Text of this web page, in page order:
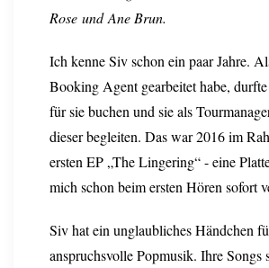
Rose und Ane Brun.
Ich kenne Siv schon ein paar Jahre.
Booking Agent gearbeitet habe,
für sie buchen und sie als
dieser begleiten. Das war 2016 im
ersten EP „The Lingering“ - eine
mich schon beim ersten Hören sofort
Siv hat ein unglaubliches Händchen
anspruchsvolle Popmusik. Ihre Songs